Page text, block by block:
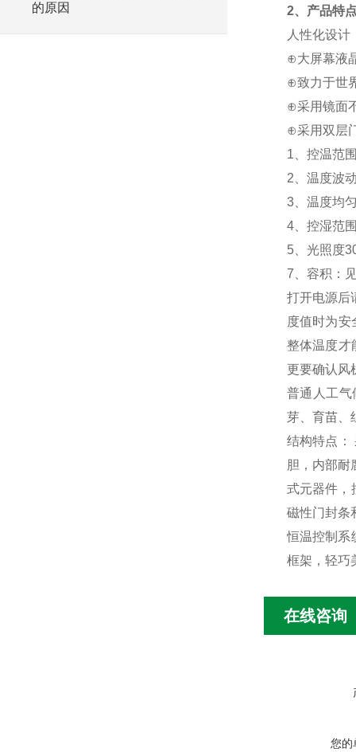
的原因
2、产品特
人性化设计
⊕大屏幕液
⊕致力于世
⊕采用镜面
⊕采用双层
1、控温范
2、温度波
3、温度均
4、控湿范
5、光照度
7、容积：
打开电源后
度值时为
整体温度才
更要确认风
普通人工
芽、育苗、
结构特点：
胆，内部
式元器件，
磁性门封条
恒温控制系
框架，轻巧
在线咨询
您的